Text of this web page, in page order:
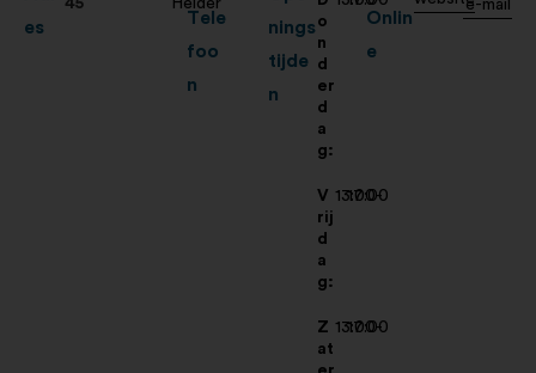
es
45
Helder
Tele
foo
n
nings
tijde
n
o
n
d
er
d
a
g:
V
rij
d
a
g:
13:00-
17:00
Z
at
13:00-
17:00
Onlin
e
e-mail